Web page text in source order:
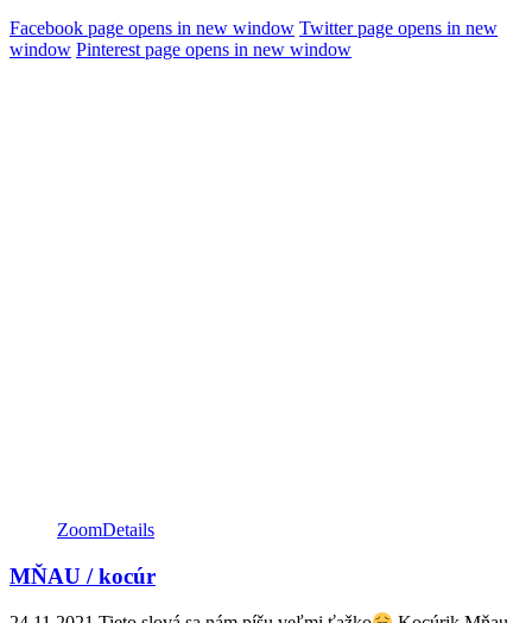
Facebook page opens in new window Twitter page opens in new
window Pinterest page opens in new window
ZoomDetails
MŇAU / kocúr